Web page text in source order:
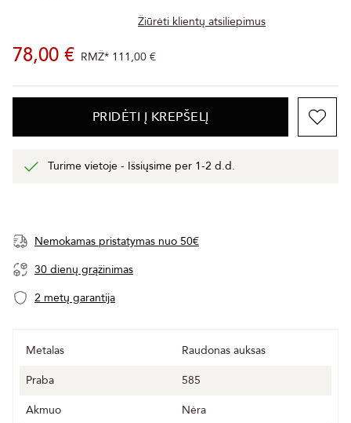
Žiūrėti klientų atsiliepimus
78,00 € RMŽ* 111,00 €
PRIDĖTI Į KREPŠELĮ
Turime vietoje - Išsiųsime per 1-2 d.d.
Nemokamas pristatymas nuo 50€
30 dienų grąžinimas
2 metų garantija
Metalas
Raudonas auksas
Praba
585
Akmuo
Nėra